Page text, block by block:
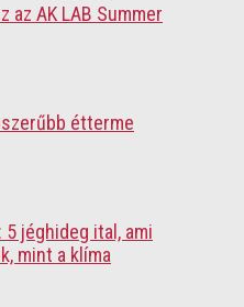
az AK LAB Summer
étterme
jéghideg ital, ami
mint a klíma